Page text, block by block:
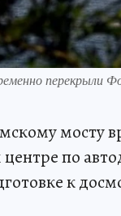
перекрыли
мосту
по
к